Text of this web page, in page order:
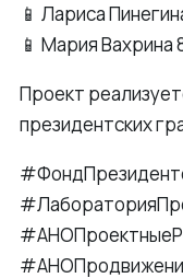
📱 Лариса
📱 Мария Вахрина
Проект
президентских